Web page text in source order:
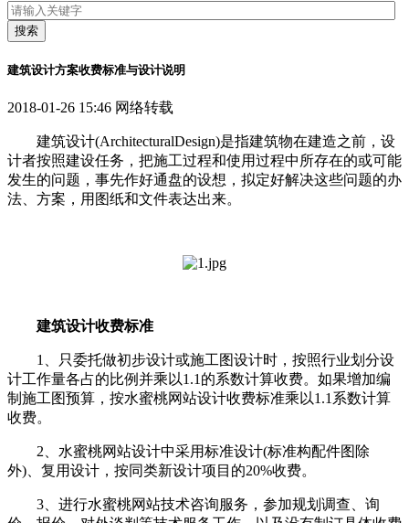
建筑设计方案收费标准与设计说明
2018-01-26 15:46 网络转载
建筑设计(ArchitecturalDesign)是指建筑物在建造之前，设
计者按照建设任务，把施工过程和使用过程中所存在的或可能
发生的问题，事先作好通盘的设想，拟定好解决这些问题的办
法、方案，用图纸和文件表达出来。
建筑设计收费标准
1、只委托做初步设计或施工图设计时，按照行业划分设
计工作量各占的比例并乘以1.1的系数计算收费。如果增加编
制施工图预算，按水蜜桃网站设计收费标准乘以1.1系数计算
收费。
2、水蜜桃网站设计中采用标准设计(标准构配件图除
外)、复用设计，按同类新设计项目的20%收费。
3、进行水蜜桃网站技术咨询服务，参加规划调查、询